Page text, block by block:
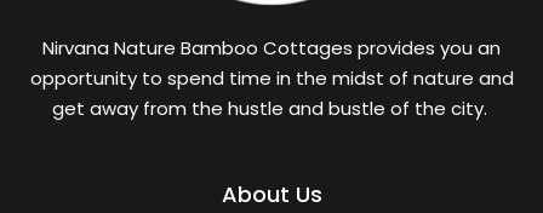
Nirvana Nature Bamboo Cottages provides you an
opportunity to spend time in the midst of nature and
get away from the hustle and bustle of the city.
About Us